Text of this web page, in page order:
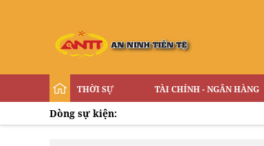
THỜI SỰ TÀI CHÍNH - NGÂN HÀNG
Dòng sự kiện: